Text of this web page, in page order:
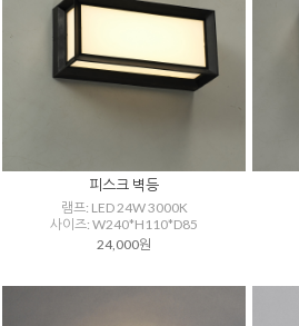
피스크 벽등
램프: LED 24W 3000K
사이즈: W240*H110*D85
24,000원